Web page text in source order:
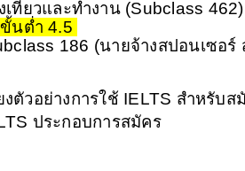
นต่ำ 4.5
186 (นายจ้างสปอนเซอ
งตัวอย่างการใช้ IELTS สำหรับ
ประกอบการสมัคร